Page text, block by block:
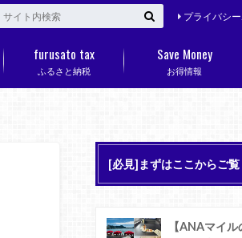
プライバシ
ふるさと納税
furusato tax
お得情報
Save Money
[必見]まずはここからご覧
【ANAマイ